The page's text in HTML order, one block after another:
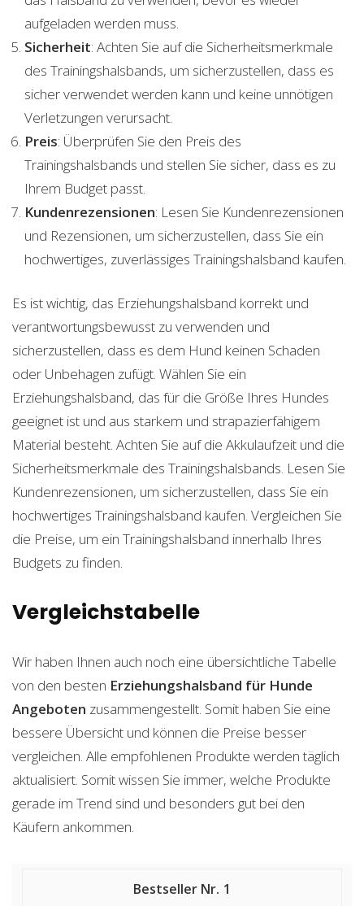
aufgeladen werden muss.
Sicherheit: Achten Sie auf die Sicherheitsmerkmale
des Trainingshalsbands, um sicherzustellen, dass es
sicher verwendet werden kann und keine unnötigen
Verletzungen verursacht.
Preis: Überprüfen Sie den Preis des
Trainingshalsbands und stellen Sie sicher, dass es zu
Ihrem Budget passt.
Kundenrezensionen: Lesen Sie Kundenrezensionen
und Rezensionen, um sicherzustellen, dass Sie ein
hochwertiges, zuverlässiges Trainingshalsband kaufen.
Es ist wichtig, das Erziehungshalsband korrekt und
verantwortungsbewusst zu verwenden und
sicherzustellen, dass es dem Hund keinen Schaden
oder Unbehagen zufügt. Wählen Sie ein
Erziehungshalsband, das für die Größe Ihres Hundes
geeignet ist und aus starkem und strapazierfähigem
Material besteht. Achten Sie auf die Akkulaufzeit und die
Sicherheitsmerkmale des Trainingshalsbands. Lesen Sie
Kundenrezensionen, um sicherzustellen, dass Sie ein
hochwertiges Trainingshalsband kaufen. Vergleichen Sie
die Preise, um ein Trainingshalsband innerhalb Ihres
Budgets zu finden.
Vergleichstabelle
Wir haben Ihnen auch noch eine übersichtliche Tabelle
von den besten Erziehungshalsband für Hunde
Angeboten zusammengestellt. Somit haben Sie eine
bessere Übersicht und können die Preise besser
vergleichen. Alle empfohlenen Produkte werden täglich
aktualisiert. Somit wissen Sie immer, welche Produkte
gerade im Trend sind und besonders gut bei den
Käufern ankommen.
1